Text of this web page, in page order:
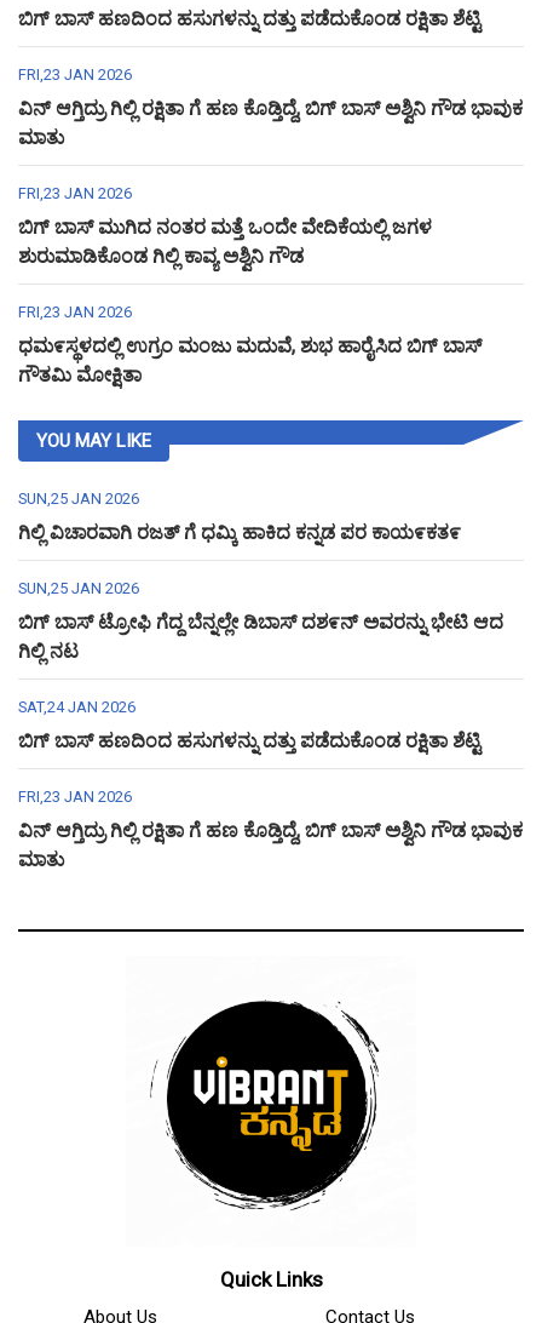
ಬಿಗ್ ಬಾಸ್ ಹಣದಿಂದ ಹಸುಗಳನ್ನು ದತ್ತು ಪಡೆದುಕೊಂಡ ರಕ್ಷಿತಾ ಶೆಟ್ಟಿ
FRI,23 JAN 2026
ವಿನ್ ಆಗ್ತಿದ್ರು ಗಿಲ್ಲಿ ರಕ್ಷಿತಾ ಗೆ ಹಣ ಕೊಡ್ತಿದ್ದೆ, ಬಿಗ್ ಬಾಸ್ ಅಶ್ವಿನಿ ಗೌಡ ಭಾವುಕ
ಮಾತು
FRI,23 JAN 2026
ಬಿಗ್ ಬಾಸ್ ಮುಗಿದ ನಂತರ ಮತ್ತೆ ಒಂದೇ ವೇದಿಕೆಯಲ್ಲಿ ಜಗಳ
ಶುರುಮಾಡಿಕೊಂಡ ಗಿಲ್ಲಿ ಕಾವ್ಯ ಅಶ್ವಿನಿ ಗೌಡ
FRI,23 JAN 2026
ಧಮ೯ಸ್ಥಳದಲ್ಲಿ ಉಗ್ರಂ ಮಂಜು ಮದುವೆ, ಶುಭ ಹಾರೈಸಿದ ಬಿಗ್ ಬಾಸ್
ಗೌತಮಿ ಮೋಕ್ಷಿತಾ
YOU MAY LIKE
SUN,25 JAN 2026
ಗಿಲ್ಲಿ ವಿಚಾರವಾಗಿ ರಜತ್ ಗೆ ಧಮ್ಕಿ ಹಾಕಿದ ಕನ್ನಡ ಪರ ಕಾಯ೯ಕತ೯
SUN,25 JAN 2026
ಬಿಗ್ ಬಾಸ್ ಟ್ರೋಫಿ ಗೆದ್ದ ಬೆನ್ನಲ್ಲೇ ಡಿಬಾಸ್ ದಶ೯ನ್ ಅವರನ್ನು ಭೇಟಿ ಆದ
ಗಿಲ್ಲಿ ನಟ
SAT,24 JAN 2026
ಬಿಗ್ ಬಾಸ್ ಹಣದಿಂದ ಹಸುಗಳನ್ನು ದತ್ತು ಪಡೆದುಕೊಂಡ ರಕ್ಷಿತಾ ಶೆಟ್ಟಿ
FRI,23 JAN 2026
ವಿನ್ ಆಗ್ತಿದ್ರು ಗಿಲ್ಲಿ ರಕ್ಷಿತಾ ಗೆ ಹಣ ಕೊಡ್ತಿದ್ದೆ, ಬಿಗ್ ಬಾಸ್ ಅಶ್ವಿನಿ ಗೌಡ ಭಾವುಕ
ಮಾತು
Quick Links
About Us Contact Us